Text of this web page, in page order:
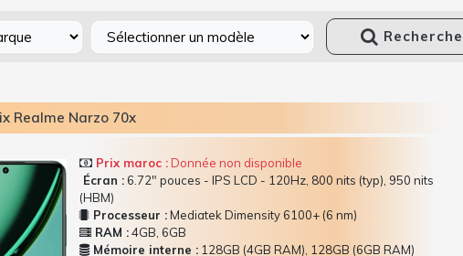
Realme Narzo 70x
Prix maroc : Donnée non disponible
Écran :6.72" pouces - IPS LCD - 120Hz, 800 nits (typ), 950 nits
(HBM)
Processeur :Mediatek Dimensity 6100+ (6 nm)
RAM :4GB, 6GB
Mémoire interne : 128GB (4GB RAM), 128GB (6GB RAM)